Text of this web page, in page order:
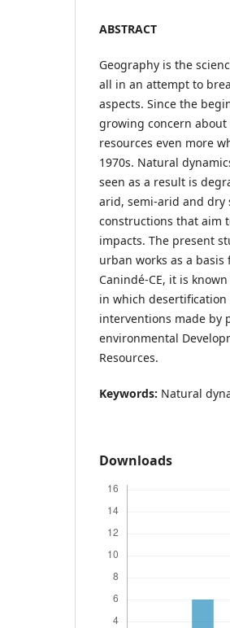
ABSTRACT
Geography is the
all in an attempt to
aspects. Since the
growing concern
resources even more
1970s. Natural
seen as a result is
arid, semi-arid and dry
constructions that aim
impacts. The present
urban works as a
Canindé-CE, it is
in which
interventions made by
environmental
Resources.
Keywords: Natural
Downloads